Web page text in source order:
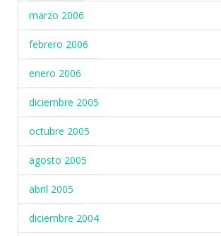
marzo 2006
febrero 2006
enero 2006
diciembre 2005
octubre 2005
agosto 2005
abril 2005
diciembre 2004